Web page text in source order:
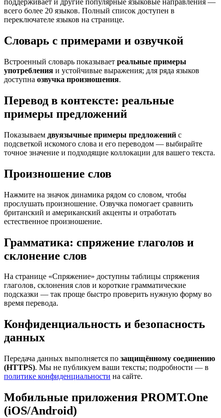
поддерживает и другие популярные языковые направления —
всего более 20 языков. Полный список доступен в
переключателе языков на странице.
Словарь с примерами и озвучкой
Встроенный словарь показывает реальные примеры
употребления и устойчивые выражения; для ряда языков
доступна озвучка произношения.
Перевод в контексте: реальные
примеры предложений
Показываем двуязычные примеры предложений с
подсветкой искомого слова и его переводом — выбирайте
точное значение и подходящие коллокации для вашего текста.
Произношение слов
Нажмите на значок динамика рядом со словом, чтобы
прослушать произношение. Озвучка помогает сравнить
британский и американский акценты и отработать
естественное произношение.
Грамматика: спряжение глаголов и
склонение слов
На странице «Спряжение» доступны таблицы спряжения
глаголов, склонения слов и короткие грамматические
подсказки — так проще быстро проверить нужную форму во
время перевода.
Конфиденциальность и безопасность
данных
Передача данных выполняется по защищённому соединению
(HTTPS). Мы не публикуем ваши тексты; подробности — в
политике конфиденциальности на сайте.
Мобильные приложения PROMT.One
(iOS/Android)